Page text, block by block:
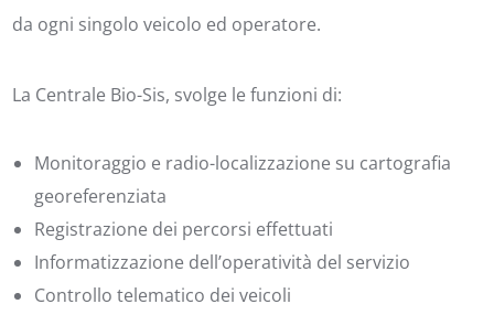
da ogni singolo veicolo ed operatore.
La Centrale Bio-Sis, svolge le funzioni di:
Monitoraggio e radio-localizzazione su cartografia
georeferenziata
Registrazione dei percorsi effettuati
Informatizzazione dell’operatività del servizio
Controllo telematico dei veicoli